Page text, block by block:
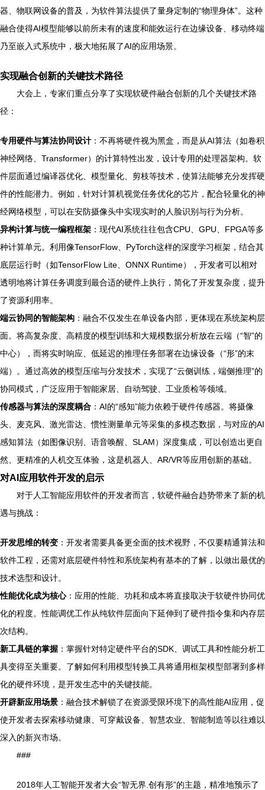
器、物联网设备的普及，为软件算法提供了量身定制的“物理身体”。这种
融合使得AI模型能够以前所未有的速度和能效运行在边缘设备、移动终端
乃至嵌入式系统中，极大地拓展了AI的应用场景。
实现融合创新的关键技术路径
大会上，专家们重点分享了实现软硬件融合创新的几个关键技术路
径：
专用硬件与算法协同设计 ：不再将硬件视为黑盒，而是从AI算法（如卷积
神经网络、Transformer）的计算特性出发，设计专用的处理器架构。软
件层面通过编译器优化、模型量化、剪枝等技术，使算法能够充分发挥硬
件的性能潜力。例如，针对计算机视觉任务优化的芯片，配合轻量化的神
经网络模型，可以在安防摄像头中实现实时的人脸识别与行为分析。
异构计算与统一编程框架 ：现代AI系统往往包含CPU、GPU、FPGA等多
种计算单元。利用像TensorFlow、PyTorch这样的深度学习框架，结合其
底层运行时（如TensorFlow Lite、ONNX Runtime），开发者可以相对
透明地将计算任务调度到最合适的硬件上执行，简化了开发复杂度，提升
了资源利用率。
端云协同的智能架构 ：融合不仅发生在单设备内部，更体现在系统架构层
面。将高复杂度、高精度的模型训练和大规模数据分析放在云端（“智”的
中心），而将实时响应、低延迟的推理任务部署在边缘设备（“形”的末
端）。通过高效的模型压缩与分发技术，实现了“云侧训练，端侧推理”的
协同模式，广泛应用于智能家居、自动驾驶、工业质检等领域。
传感器与算法的深度耦合 ：AI的“感知”能力依赖于硬件传感器。将摄像
头、麦克风、激光雷达、惯性测量单元等采集的多模态数据，与对应的AI
感知算法（如图像识别、语音唤醒、SLAM）深度集成，可以创造出更自
然、更精准的人机交互体验，这是机器人、AR/VR等应用创新的基础。
对AI应用软件开发的启示
对于人工智能应用软件的开发者而言，软硬件融合趋势带来了新的机
遇与挑战：
开发思维的转变 ：开发者需要具备更全面的技术视野，不仅要精通算法和
软件工程，还需对底层硬件特性和系统架构有基本的了解，以做出最优的
技术选型和设计。
性能优化成为核心：应用的性能、功耗和成本将直接取决于软硬件协同优
化的程度。性能调优工作从纯软件层面向下延伸到了硬件指令集和内存层
次结构。
新工具链的掌握 ：掌握针对特定硬件平台的SDK、调试工具和性能分析工
具变得至关重要。了解如何利用模型转换工具将通用框架模型部署到多样
化的硬件环境，是开发生态中的关键技能。
开辟新应用场景 ：融合技术解锁了在资源受限环境下的高性能AI应用，促
使开发者去探索移动健康、可穿戴设备、智慧农业、智能制造等以往难以
深入的新兴市场。
###
2018年人工智能开发者大会“智无界.创有形”的主题，精准地预示了